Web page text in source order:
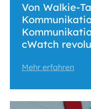
Von Walkie-
cWatch
Mehr erfahren